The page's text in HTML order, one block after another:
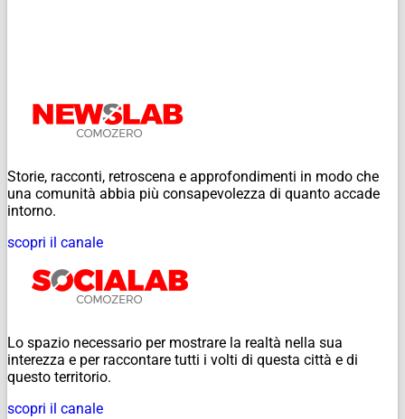
Storie, racconti, retroscena e approfondimenti in modo che
una comunità abbia più consapevolezza di quanto accade
intorno.
scopri il canale
Lo spazio necessario per mostrare la realtà nella sua
interezza e per raccontare tutti i volti di questa città e di
questo territorio.
scopri il canale